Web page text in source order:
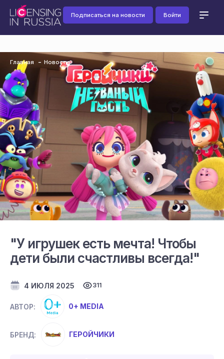
Подписаться на новости Войти
Главная Новости
"У игрушек есть мечта! Чтобы
дети были счастливы всегда!"
4 ИЮЛЯ 2025 311
АВТОР: 0+ MEDIA
БРЕНД: ГЕРОЙЧИКИ